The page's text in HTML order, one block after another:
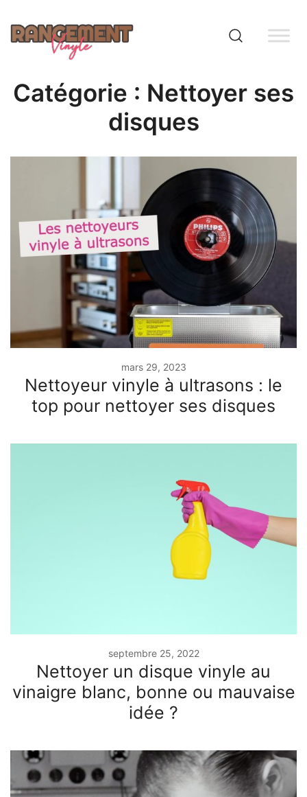
content
Catégorie : Nettoyer ses
disques
mars 29, 2023
Nettoyeur vinyle à ultrasons : le
top pour nettoyer ses disques
septembre 25, 2022
Nettoyer un disque vinyle au
vinaigre blanc, bonne ou mauvaise
idée ?